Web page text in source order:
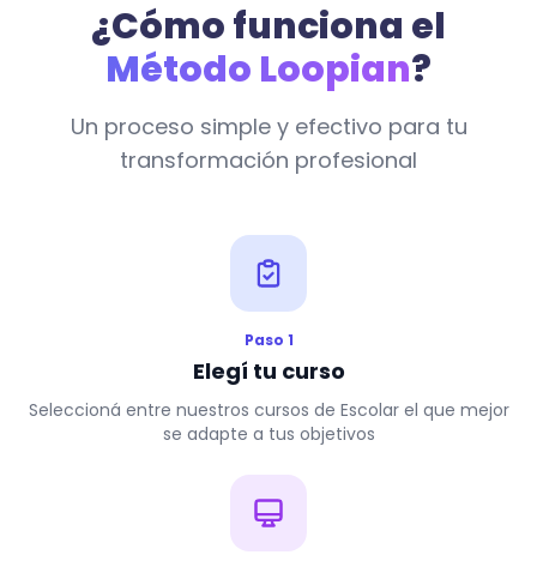
¿Cómo funciona el
Método Loopian?
Un proceso simple y efectivo para tu
transformación profesional
Paso 1
Elegí tu curso
Seleccioná entre nuestros cursos de Escolar el que mejor
se adapte a tus objetivos